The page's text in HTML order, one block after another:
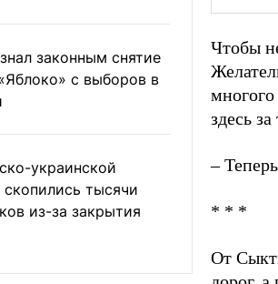
законным снятие
с выборов в
украинской
скопились тысячи
из-за закрытия
Чтобы
здесь
–
* * *
От